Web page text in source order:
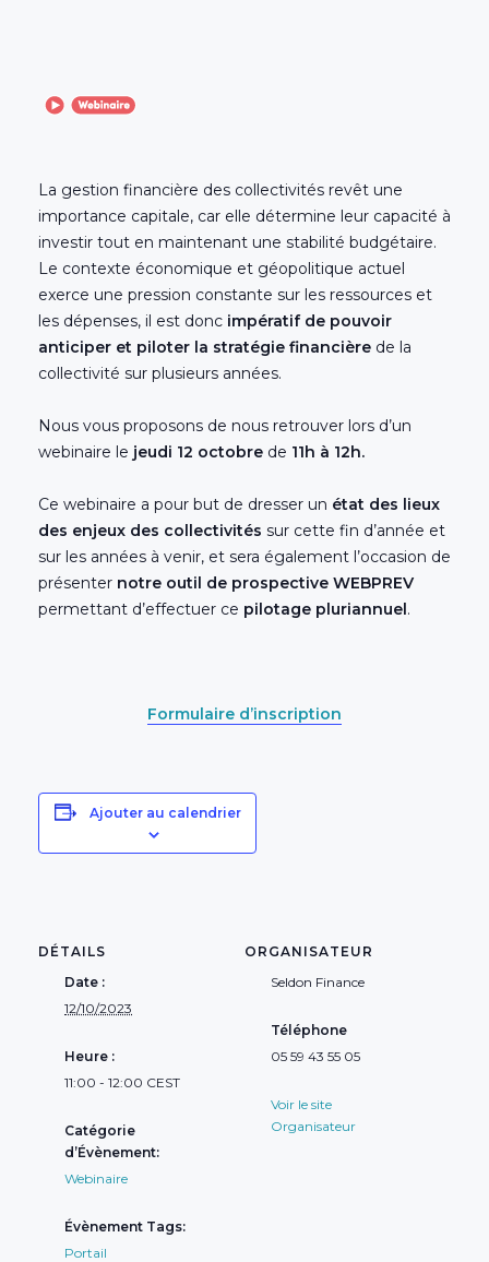
La gestion financière des collectivités revêt une
importance capitale, car elle détermine leur capacité à
investir tout en maintenant une stabilité budgétaire.
Le contexte économique et géopolitique actuel
exerce une pression constante sur les ressources et
les dépenses, il est donc impératif de pouvoir
anticiper et piloter la stratégie financière de la
collectivité sur plusieurs années.
Nous vous proposons de nous retrouver lors d’un
webinaire le jeudi 12 octobre de 11h à 12h.
Ce webinaire a pour but de dresser un état des lieux
des enjeux des collectivités sur cette fin d’année et
sur les années à venir, et sera également l’occasion de
présenter notre outil de prospective WEBPREV
permettant d’effectuer ce pilotage pluriannuel.
Formulaire d’inscription
Ajouter au calendrier
DÉTAILS
Date :
12/10/2023
Heure :
11:00 - 12:00 CEST
Catégorie
d’Évènement:
Webinaire
Évènement Tags:
Portail
ORGANISATEUR
Seldon Finance
Téléphone
05 59 43 55 05
Voir le site
Organisateur